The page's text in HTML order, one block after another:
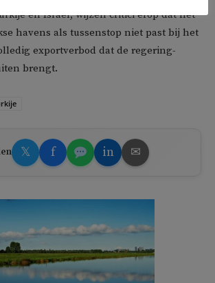
en Israël, wijzen critici erop dat het
havens als tussenstop niet past bij het
exportverbod dat de regering-
brengt.
𝕏 f in ✉